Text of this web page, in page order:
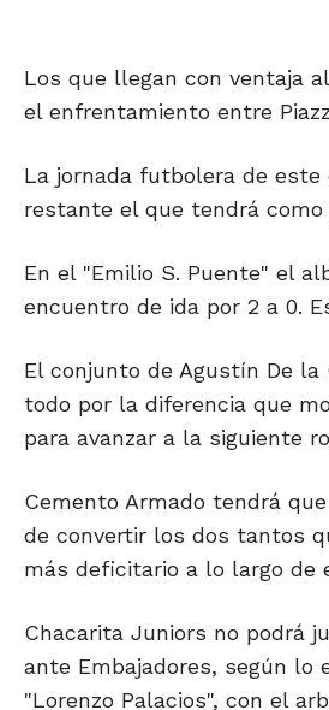
Los que llegan con ventaja
el enfrentamiento entre
La jornada futbolera de este
restante el que tendrá
En el "Emilio S. Puente" el
encuentro de ida por 2 a 0.
El conjunto de Agustín De
todo por la diferencia que
para avanzar a la siguiente
Cemento Armado tendrá
de convertir los dos tantos
más deficitario a lo largo de
Chacarita Juniors no podrá
ante Embajadores, según lo
"Lorenzo Palacios", con el